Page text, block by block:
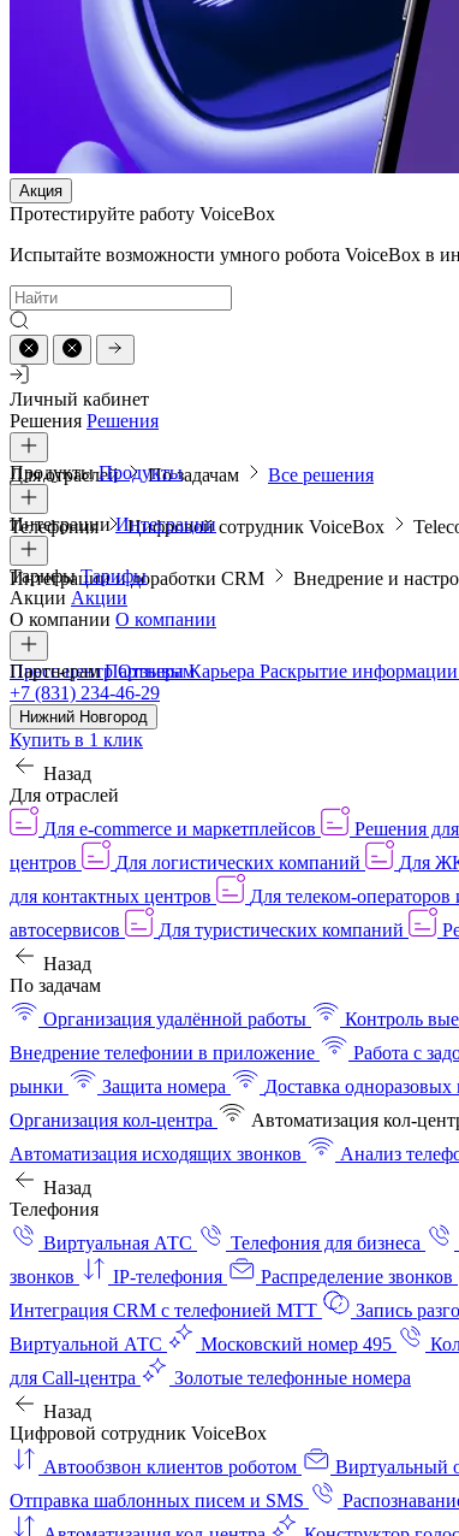
Акция
Протестируйте работу VoiceBox
Испытайте возможности умного робота VoiceBox в
Личный кабинет
Решения Решения
Для отраслей По задачам Все решения
ПродуктыПродукты
Телефония Цифровой сотрудник VoiceBox
ИнтеграцииИнтеграции
Интеграции и доработки CRM Внедрение и
ТарифыТарифы
Акции Акции
О компании О компании
Пресс-центрОтзывыКарьера Раскрытие информации
ПартнерамПартнерам
+7 (831) 234-46-29
Нижний Новгород
Купить в 1 клик
Назад
Для отраслей
Для e-commerce и маркетплейсов
Решения
центров
Для логистических компаний Для
для контактных центров
Для телеком-операторов
автосервисов
Для туристических компаний
Назад
По задачам
Организация удалённой работы
Контроль
Внедрение телефонии в приложение
Работа с
рынки
Защита номера Доставка одноразовых
Организация кол-центра
Автоматизация кол-
Автоматизация исходящих звонков
Анализ
Назад
Телефония
Виртуальная АТС
Телефония для бизнеса
звонков
IP-телефония Распределение звонков
Интеграция CRM с телефонией МТТ
Запись
Виртуальной АТС
Московский номер 495
для Call-центра
Золотые телефонные номера
Назад
Цифровой сотрудник VoiceBox
Автообзвон клиентов роботом
Виртуальный
Отправка шаблонных писем и SMS